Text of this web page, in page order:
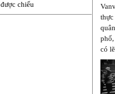
được chiếu
thực
có